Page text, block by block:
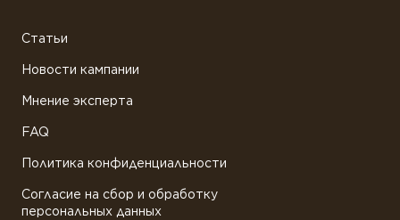
Статьи
Новости кампании
Мнение эксперта
FAQ
Политика конфиденциальности
Согласие на сбор и обработку
персональных данных